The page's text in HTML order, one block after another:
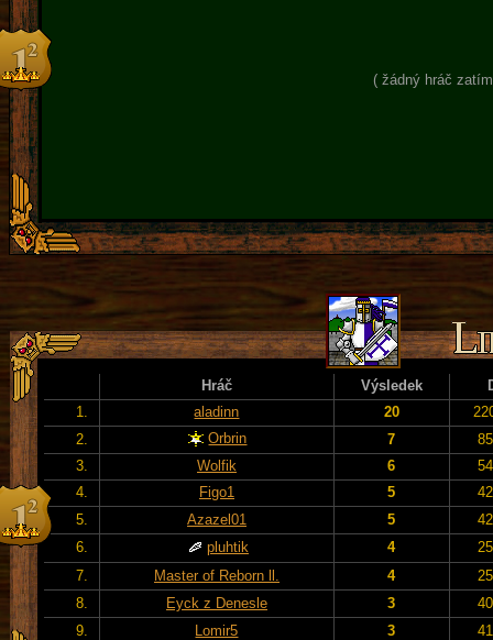
( žádný hráč
Hráč Výsledek
1.
aladinn 20
2.
Orbrin 7
3.
Wolfik 6
4.
Figo1 5
5.
Azazel01 5
6.
pluhtik 4
7.
Master of Reborn ll. 4
8.
Eyck z Denesle 3
9.
Lomir5 3